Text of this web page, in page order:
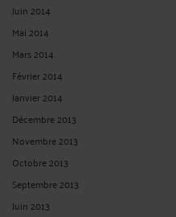
Juin 2014
Mai 2014
Mars 2014
Février 2014
Janvier 2014
Décembre 2013
Novembre 2013
Octobre 2013
Septembre 2013
Juin 2013